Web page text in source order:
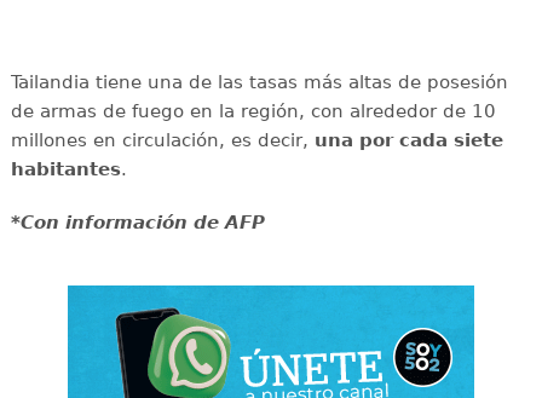
Tailandia tiene una de las tasas más altas de posesión
de armas de fuego en la región, con alrededor de 10
millones en circulación, es decir, una por cada siete
habitantes.
*Con información de AFP